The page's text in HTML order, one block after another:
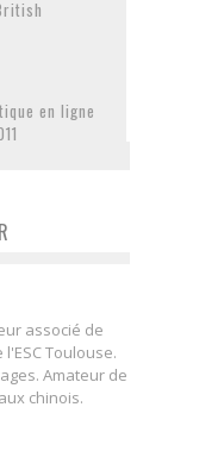
en ligne
associé de
Toulouse.
Amateur de
chinois.